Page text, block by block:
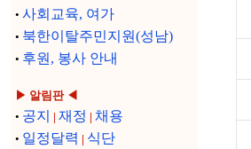
• 사회교육, 여가
• 북한이탈주민지원(성남)
• 후원, 봉사 안내
▶ 알림판 ◀
• 공지 | 재정 | 채용
• 일정달력 | 식단